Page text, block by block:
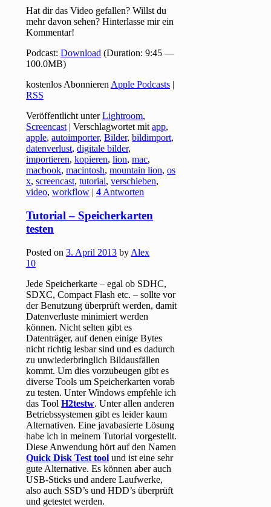
Hat dir das Video gefallen? Willst du
mehr davon sehen? Hinterlasse mir ein
Kommentar!
Podcast:Download (Duration: 9:45 —
100.0MB)
kostenlos AbonnierenApple Podcasts |
RSS
Veröffentlicht unter Lightroom,
Screencast |Verschlagwortet mit app,
apple,autoimporter,Bilder,bildimport,
datenverlust,digitale bilder,
importieren,kopieren,lion,mac,
macbook,macintosh,mountain lion,os
x,screencast,tutorial,verschieben,
video,workflow |4Antworten
Tutorial – Speicherkarten
testen
Posted on3. April 2013 by Alex
10
Jede Speicherkarte – egal ob SDHC,
SDXC, Compact Flash etc. – sollte vor
der Benutzung überprüft werden, damit
Datenverluste minimiert werden
können. Nicht selten gibt es
Datenträger, auf denen einige Bytes
nicht richtig lesbar sind und es dadurch
zu unwiederbringlich Bildausfällen
kommt. Um dies vorzubeugen gibt es
diverse Tools um Speicherkarten vorab
zu testen. Unter Windows empfehle ich
das ToolH2testw. Unter allen anderen
Betriebssystemen gibt es leider kaum
Alternativen. Eine javabasierte Lösung
habe ich in meinem Tutorial vorgestellt.
Diese Anwendung hört auf den Namen
Quick Disk Test tool und ist eine sehr
gute Alternative. Es können aber auch
USB-Sticks und andere Laufwerke,
also auch SSD’s und HDD’s überprüft
und getestet werden.